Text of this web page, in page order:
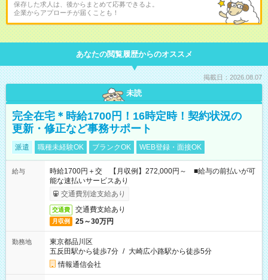
保存した求人は、後からまとめて応募できるよ。
企業からアプローチが届くことも！
あなたの閲覧履歴からのオススメ
掲載日：2026.08.07
未読
完全在宅＊時給1700円！16時定時！契約状況の
更新・修正など事務サポート
派遣 職種未経験OK ブランクOK WEB登録・面接OK
給与
時給1700円＋交 【月収例】272,000円～ ■給与の前払いが可
能な速払いサービスあり
交通費別途支給あり
交通費 交通費支給あり
月収例 25～30万円
勤務地
東京都品川区
五反田駅から徒歩7分 / 大崎広小路駅から徒歩5分
情報通信会社